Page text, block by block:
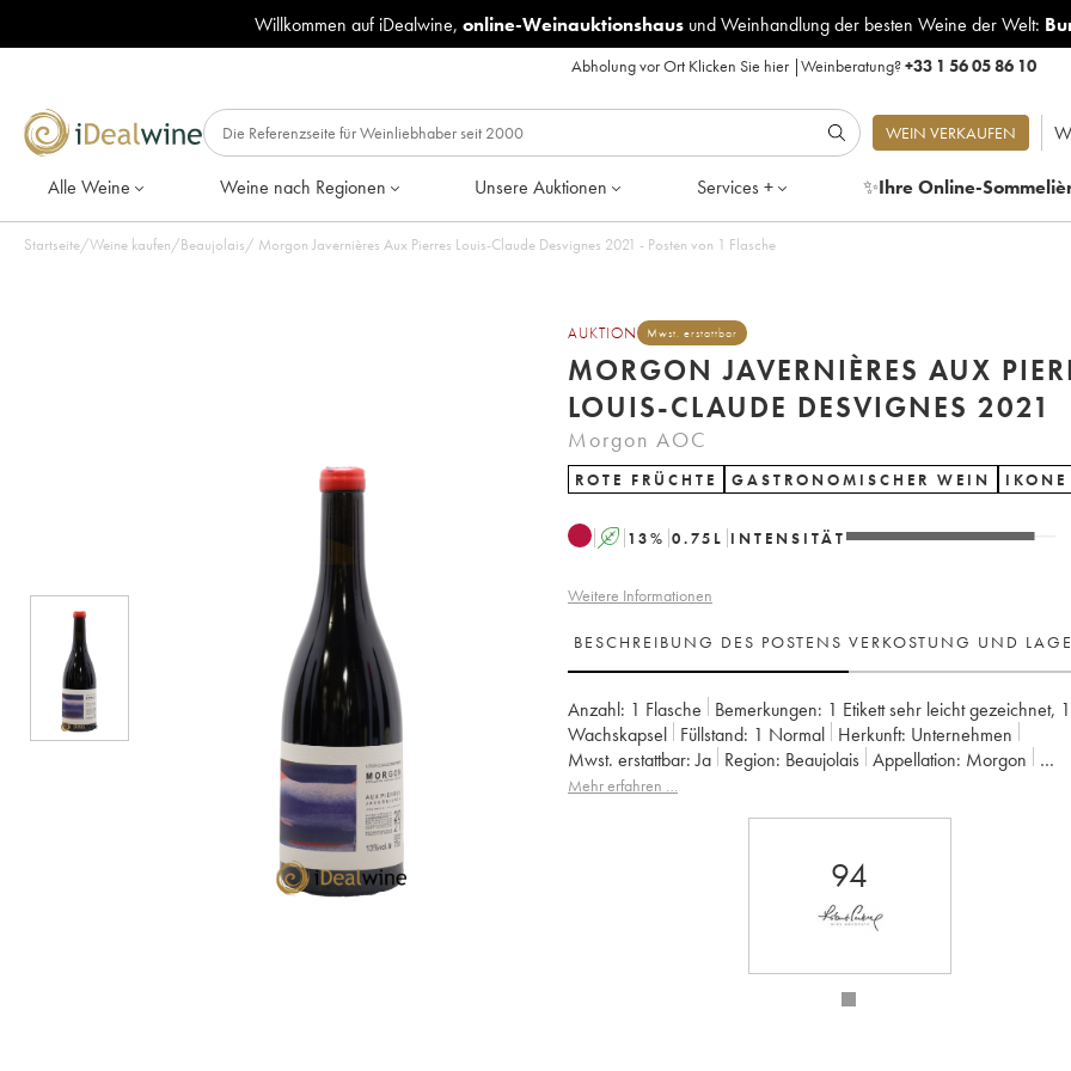
Willkommen auf iDealwine, online-Weinauktionshausund Weinhandlung der besten Weine der Welt:
Abholung vor Ort Klicken Sie hier|Weinberatung?+33 1 56 05 86 10
WEIN VERKAUFEN
Alle Weine Weine nach Regionen Unsere Auktionen Services + ✨Ihre Online-
Startseite/Weine kaufen/Beaujolais/ Morgon Javernières Aux Pierres Louis-Claude Desvignes 2021 - Posten von 1 Flasche
AUKTION Mwst. erstattbar
MORGON JAVERNIÈRES AUX
LOUIS-CLAUDE DESVIGNES 2021
Morgon AOC
ROTE FRÜCHTE GASTRONOMISCHER WEIN IKONE
A 13% 0.75 L INTENSITÄT
Weitere Informationen
BESCHREIBUNG DES POSTENS VERKOSTUNG UND
Anzahl: 1 Flasche Bemerkungen: 1 Etikett sehr leicht gezeichnet, 1
Wachskapsel Füllstand: 1 Normal Herkunft:
unternehmen
Mwst. erstattbar: ja Region: Beaujolais Appellation:
Morgon
Eigentümer: Louis-Claude Desvignes
Mehr erfahren …
94